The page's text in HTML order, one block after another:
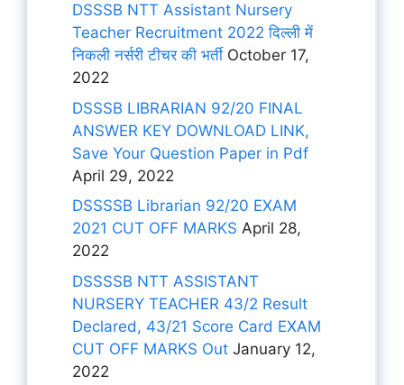
DSSSB NTT Assistant Nursery
Teacher Recruitment 2022 दिल्ली में
निकली नर्सरी टीचर की भर्ती October 17,
2022
DSSSB LIBRARIAN 92/20 FINAL
ANSWER KEY DOWNLOAD LINK,
Save Your Question Paper in Pdf
April 29, 2022
DSSSSB Librarian 92/20 EXAM
2021 CUT OFF MARKS April 28,
2022
DSSSSB NTT ASSISTANT
NURSERY TEACHER 43/2 Result
Declared, 43/21 Score Card EXAM
CUT OFF MARKS Out January 12,
2022